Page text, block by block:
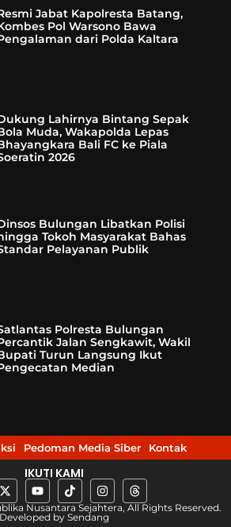
Jabat Kapolresta Batang,
Pol Warsono Bawa
dari Polda Kaltara
Lahirnya Bintang Sepak
Muda, Wakapolda Lepas
Bali FC ke Piala
2026
Bulungan Libatkan Polisi
Tokoh Masyarakat Bahas
Pelayanan Publik
Polresta Bulungan
Jalan Sengkawit, Wakil
Turun Langsung Ikut
Median
Pedoman Media Siber Kontak
IKUTI KAMI
Nusantara Sejahtera, All Rights Reserved.
Developed by Sendang